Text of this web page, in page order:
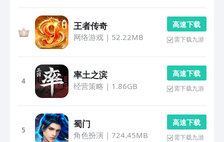
王者传奇
网络游戏| 52.22MB
高 速 下 载
需下载九游
4
率土之滨
经营策略 | 1.86GB
高 速 下 载
需下载九游
5
蜀门
角色扮演 | 724.45MB
高 速 下 载
需下载九游